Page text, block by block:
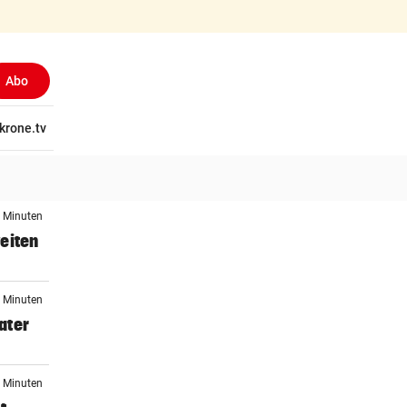
Abo
krone.tv
Minuten
Minuten
Minuten